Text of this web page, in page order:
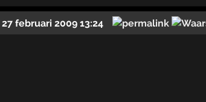
27 februari 2009 13:24